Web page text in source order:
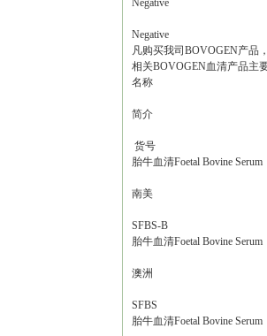
Negative
Negative
凡购买我司BOVOGEN产品
相关BOVOGEN血清产品主
名称
简介
货号
胎牛血清Foetal Bovine Serum
南美
SFBS-B
胎牛血清Foetal Bovine Serum
澳洲
SFBS
胎牛血清Foetal Bovine Serum